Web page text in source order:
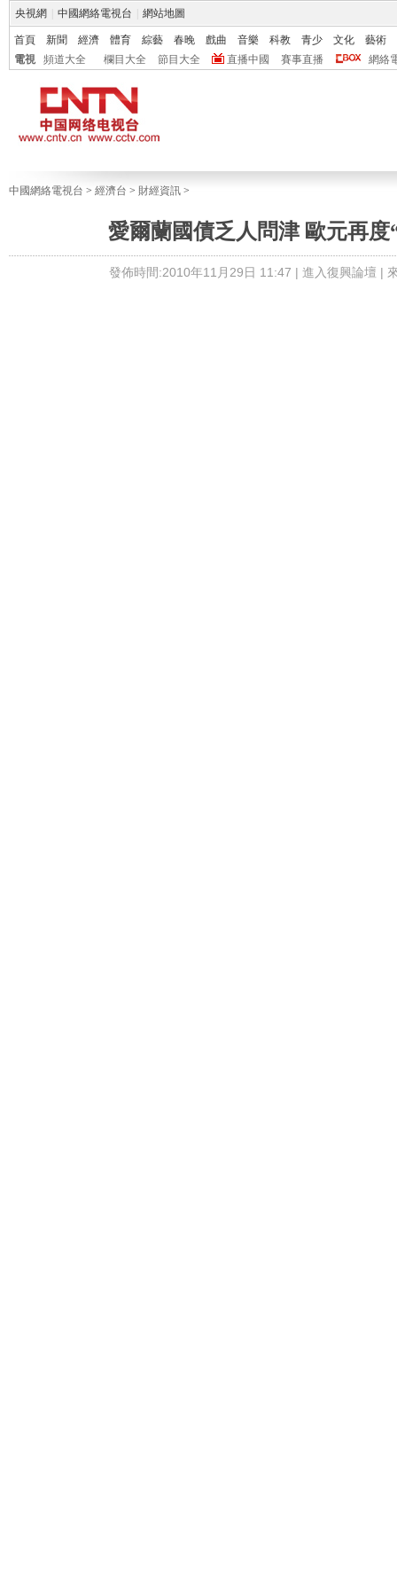
央視網 中國網絡電視台 網站地圖
首頁 新聞 經濟 體育 綜藝 春晚 戲曲 音樂 科教 青少 文化
藝術
電視
頻道大全 欄目大全 節目大全 直播中國 賽事直播 網絡
中國網絡電視台 > 經濟台 > 財經資訊 >
愛爾蘭國債乏人問津 歐元再度
發佈時間:2010年11月29日 11:47 | 進入復興論壇 |